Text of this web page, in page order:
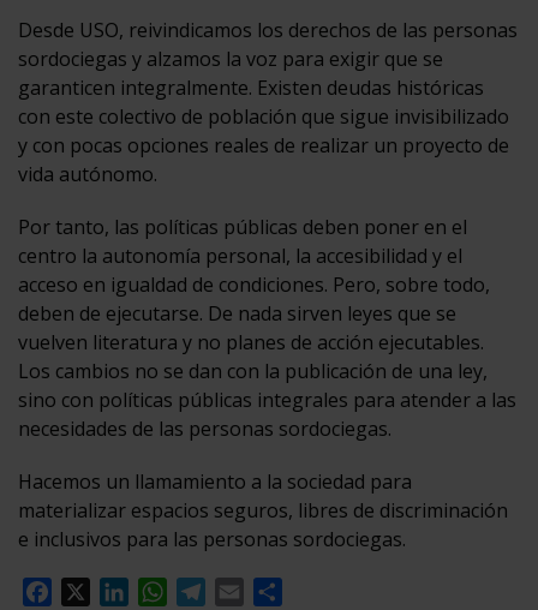
Desde USO, reivindicamos los derechos de las personas
sordociegas y alzamos la voz para exigir que se
garanticen integralmente. Existen deudas históricas
con este colectivo de población que sigue invisibilizado
y con pocas opciones reales de realizar un proyecto de
vida autónomo.
Por tanto, las políticas públicas deben poner en el
centro la autonomía personal, la accesibilidad y el
acceso en igualdad de condiciones. Pero, sobre todo,
deben de ejecutarse. De nada sirven leyes que se
vuelven literatura y no planes de acción ejecutables.
Los cambios no se dan con la publicación de una ley,
sino con políticas públicas integrales para atender a las
necesidades de las personas sordociegas.
Hacemos un llamamiento a la sociedad para
materializar espacios seguros, libres de discriminación
e inclusivos para las personas sordociegas.
Facebook
LinkedInWhatsApp
Telegram
Email